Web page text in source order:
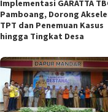
Implementasi GARATTA
Pamboang, Dorong
TPT dan Penemuan Kasus
hingga Tingkat Desa